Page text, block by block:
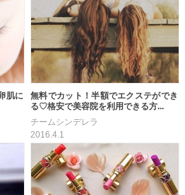
肌に
無料でカット！半額でエクステができ
る♡格安で美容院を利用できる方...
チームシンデレラ
2016.4.1